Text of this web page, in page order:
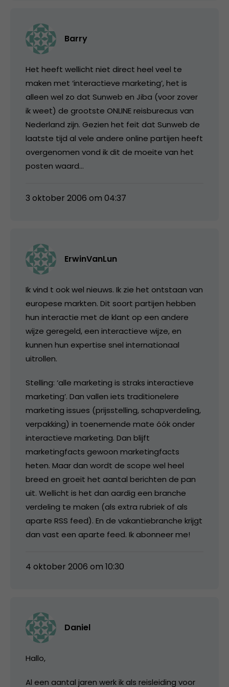
Barry
Het heeft wellicht niet direct heel veel te
maken met ‘interactieve marketing’, het is
alleen wel zo dat Sunweb en Jiba (voor zover
ik weet) de grootste ONLINE reisbureaus van
Nederland zijn. Gezien het feit dat Sunweb de
laatste tijd al vele andere online partijen heeft
overgenomen vond ik dit de moeite van het
posten waard…
3 oktober 2006 om 04:37
ErwinVanLun
Ik vind t ook wel nieuws. Ik zie het ontstaan van
europese markten. Dit soort partijen hebben
hun interactie met de klant op een andere
wijze geregeld, een interactieve wijze, en
kunnen hun expertise snel internationaal
uitrollen.
Stelling: ‘alle marketing is straks interactieve
marketing’. Dan vallen iets traditionelere
marketing issues (prijsstelling, schapverdeling,
verpakking) in toenemende mate óók onder
interactieve marketing. Dan blijft
marketingfacts gewoon marketingfacts
heten. Maar dan wordt de scope wel heel
breed en groeit het aantal berichten de pan
uit. Wellicht is het dan aardig een branche
verdeling te maken (als extra rubriek of als
aparte RSS feed). En de vakantiebranche krijgt
dan vast een aparte feed. Ik abonneer me!
4 oktober 2006 om 10:30
Daniel
Hallo,
Al een aantal jaren werk ik als reisleiding voor